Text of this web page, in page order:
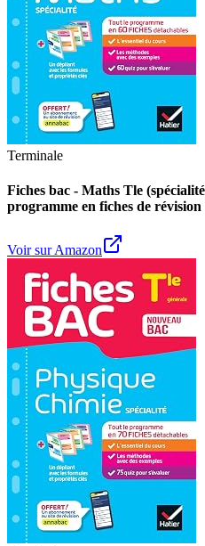
Terminale
Fiches bac - Maths Tle
programme en fiches de révision
Voir sur Amazon